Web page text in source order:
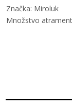
Značka: Miroluk
Množstvo